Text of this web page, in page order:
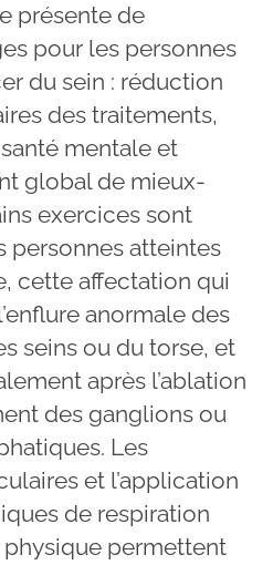
présente de
pour les personnes
du sein : réduction
des traitements,
mentale et
global de mieux-
exercices sont
personnes atteintes
cette affectation qui
anormale des
seins ou du torse, et
après l’ablation
des ganglions ou
Les
et l’application
de respiration
physique permettent